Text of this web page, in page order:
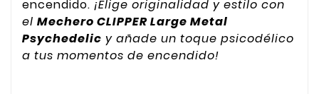
encendido. ¡Elige originalidad y estilo con
el Mechero CLIPPER Large Metal
Psychedelic y añade un toque psicodélico
a tus momentos de encendido!